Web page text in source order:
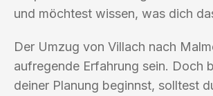
und möchtest wissen, was dich
Der Umzug von Villach nach
aufregende Erfahrung sein. Doch
deiner Planung beginnst, solltest